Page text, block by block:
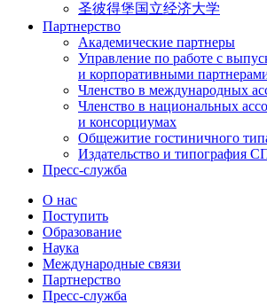
圣彼得堡国立经济大学
Партнерство
Академические партнеры
Управление по работе с
и корпоративными
Членство в международных
Членство в национальных
и консорциумах
Общежитие гостиничного
Издательство и типография
Пресс-служба
О нас
Поступить
Образование
Наука
Международные связи
Партнерство
Пресс-служба